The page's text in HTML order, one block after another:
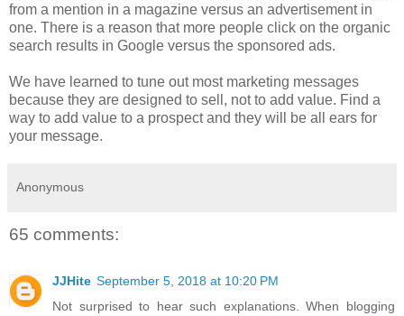
from a mention in a magazine versus an advertisement in
one. There is a reason that more people click on the organic
search results in Google versus the sponsored ads.
We have learned to tune out most marketing messages
because they are designed to sell, not to add value. Find a
way to add value to a prospect and they will be all ears for
your message.
Anonymous
65 comments:
JJHite September 5, 2018 at 10:20 PM
Not surprised to hear such explanations. When blogging